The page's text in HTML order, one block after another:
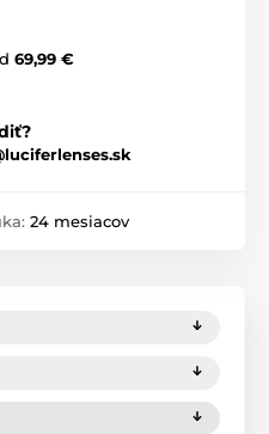
69,99 €
24 mesiacov